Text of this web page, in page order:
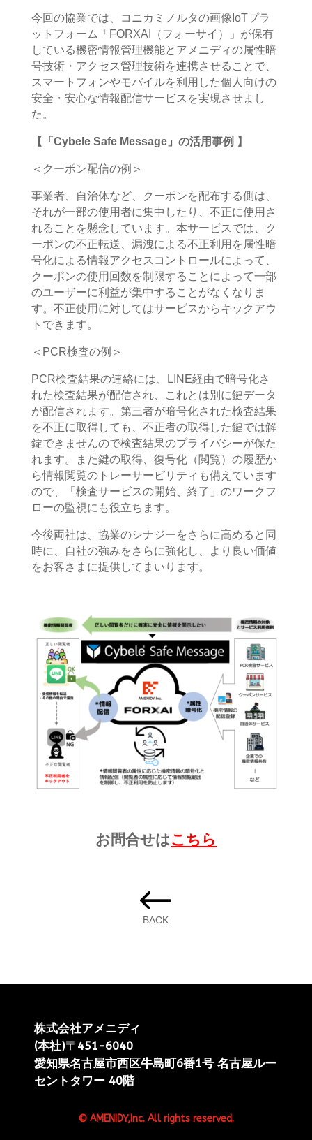
今回の協業では、コニカミノルタの画像 IoTプラ
ットフォーム「FORXAI（フォーサイ）」が保有
している機密情報管理機能とアメニディの属性暗
号技術・アクセス管理技術を連携させることで、
スマートフォンやモバイルを利用した個人向けの
安全・安心な情報配信サービスを実現させまし
た。
【 「 Cybele Safe Message」の活用事例 】
＜クーポン配信の例＞
事業者、自治体など、クーポンを配布する側は、
それが一部の使用者に集中したり、不正に使用さ
れることを懸念しています。本サービスでは、ク
ーポンの不正転送、漏洩による不正利用を属性暗
号化による情報アクセスコントロールによって、
クーポンの使用回数を制限することによって一部
のユーザーに利益が集中することがなくなりま
す。不正使用に対してはサービスからキックアウ
トできます。
＜ PCR検査の例＞
PCR検査結果の連絡には、 LINE経由で暗号化さ
れた検査結果が配信され、これとは別に鍵データ
が配信されます。第三者が暗号化された検査結果
を不正に取得しても、不正者の取得した鍵では解
錠できませんので検査結果のプライバシーが保た
れます。また鍵の取得、復号化（閲覧）の履歴か
ら情報閲覧のトレーサービリティも備えています
ので、「検査サービスの開始、終了」のワークフ
ローの監視にも役立ちます。
今後両社は、協業のシナジーをさらに高めると同
時に、自社の強みをさらに強化し、より良い価値
をお客さまに提供してまいります。
お問合せはこちら
#
BACK
株式会社アメニディ
(本社)〒451-6040
愛知県名古屋市西区牛島町6番1号 名古屋ルー
セントタワー 40階
© AMENIDY,Inc. All rights reserved.